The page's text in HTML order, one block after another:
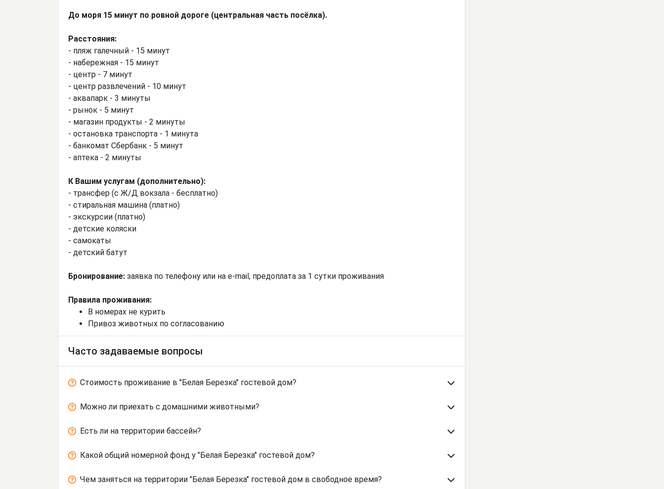
До моря 15 минут по ровной дороге (центральная часть посёлка).
Расстояния:
- пляж галечный - 15 минут
- набережная - 15 минут
- центр - 7 минут
- центр развлечений - 10 минут
- аквапарк - 3 минуты
- рынок - 5 минут
- магазин продукты - 2 минуты
- остановка транспорта - 1 минута
- банкомат Сбербанк - 5 минут
- аптека - 2 минуты
К Вашим услугам (дополнительно):
- трансфер (с Ж/Д вокзала - бесплатно)
- стиральная машина (платно)
- экскурсии (платно)
- детские коляски
- самокаты
- детский батут
Бронирование: заявка по телефону или на e-mail, предоплата за 1 сутки проживания
Правила проживания:
В номерах не курить
Привоз животных по согласованию
Часто задаваемые вопросы
Стоимость проживание в "Белая Березка" гостевой дом?
Можно ли приехать с домашними животными?
Есть ли на территории бассейн?
Какой общий номерной фонд у "Белая Березка" гостевой дом?
Чем заняться на территории "Белая Березка" гостевой дом в свободное время?